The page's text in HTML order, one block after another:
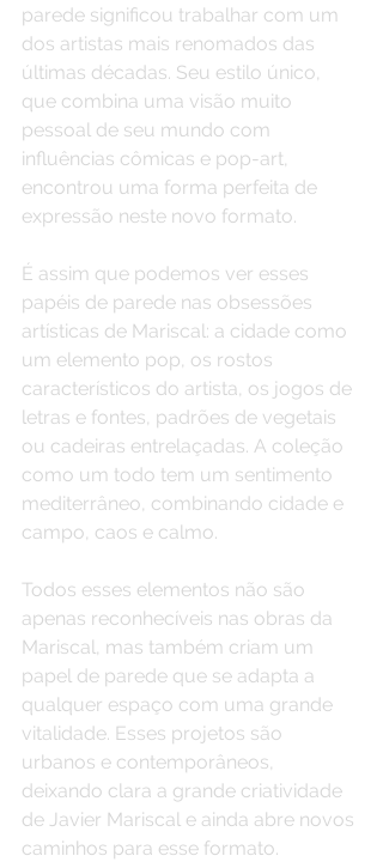
parede significou trabalhar com um
dos artistas mais renomados das
últimas décadas. Seu estilo único,
que combina uma visão muito
pessoal de seu mundo com
influências cômicas e pop-art,
encontrou uma forma perfeita de
expressão neste novo formato.
É assim que podemos ver esses
papéis de parede nas obsessões
artísticas de Mariscal: a cidade como
um elemento pop, os rostos
característicos do artista, os jogos de
letras e fontes, padrões de vegetais
ou cadeiras entrelaçadas. A coleção
como um todo tem um sentimento
mediterrâneo, combinando cidade e
campo, caos e calmo.
Todos esses elementos não são
apenas reconhecíveis nas obras da
Mariscal, mas também criam um
papel de parede que se adapta a
qualquer espaço com uma grande
vitalidade. Esses projetos são
urbanos e contemporâneos,
deixando clara a grande criatividade
de Javier Mariscal e ainda abre novos
caminhos para esse formato.